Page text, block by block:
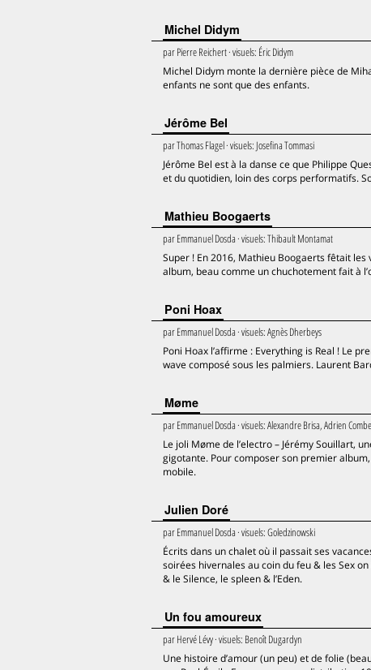
Michel Didym
parPierre Reichert· visuels: Éric Didym
Michel Didym monte la dernière pièce de
enfants ne sont que des enfants.
Jérôme Bel
parThomas Flagel· visuels: Josefina Tommasi
Jérôme Bel est à la danse ce que Philippe
et du quotidien, loin des corps performatifs.
Mathieu Boogaerts
parEmmanuel Dosda · visuels:Thibault Montamat
Super ! En 2016, Mathieu Boogaerts fêtait
album, beau comme un chuchotement fait à
Poni Hoax
parEmmanuel Dosda · visuels:Agnès Dherbeys
Poni Hoax l’affirme : Everything is Real ! Le
wave composé sous les palmiers. Laurent
Møme
parEmmanuel Dosda · visuels:Alexandre Brisa, Adrien
Le joli Møme de l’electro – Jérémy Souillart,
gigotante. Pour composer son premier
mobile.
Julien Doré
parEmmanuel Dosda · visuels:Goledzinowski
Écrits dans un chalet où il passait ses
soirées hivernales au coin du feu & les Sex
& le Silence, le spleen & l’Eden.
Un fou amoureux
parHervé Lévy· visuels: Benoît Dugardyn
Une histoire d’amour (un peu) et de folie